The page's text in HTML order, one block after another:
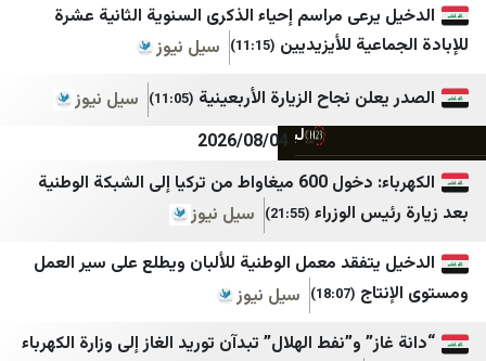
الوكالة الوطنية للإعلام
بتوقيت بيروت
سيدر نيوز
لبنان 24
النشرة
مركز بيروت للاخبار
التيار الوطني الحر
المنار
Habertürk
Cumhuriyet
DefenceTurkey
Dünya Gazetesi
Ege Haber
Finansın Gündemi
Hürriyet
مراسم إحياء الذكرى السنوية الثانية عشرة
للأيزيديين (11:15)
سيل نيوز
نجاح الزيارة الأربعينية (11:05)
سيل نيوز
2026/08/04
الكهرباء: دخول 600 ميغاواط من تركيا إلى الشبكة الوطنية
الوزراء (21:55)
سيل نيوز
معمل الوطنية للألبان ويطلع على سير العمل
(18:07)
سيل نيوز
و”نفط الهلال” تبدآن توريد الغاز إلى وزارة الكهرباء